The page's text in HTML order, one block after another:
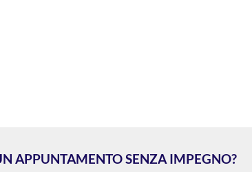
APPUNTAMENTO SENZA IMPEGNO?